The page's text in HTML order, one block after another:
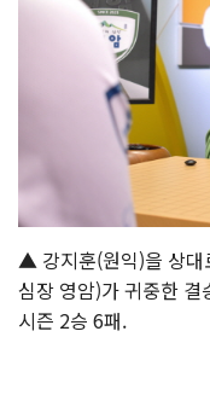
▲ 강지훈(원익)을 상대
심장 영암)가 귀중한
시즌 2승 6패.